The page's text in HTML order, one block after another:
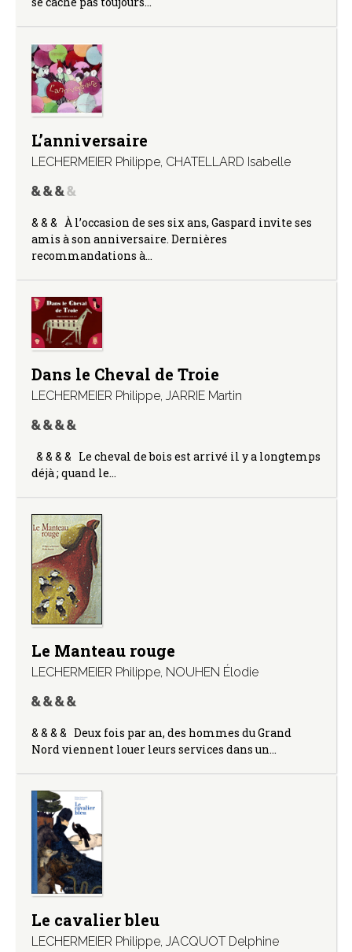
L’anniversaire
LECHERMEIER Philippe, CHATELLARD Isabelle
& & & À l’occasion de ses six ans, Gaspard invite ses
amis à son anniversaire. Dernières
recommandations à…
Dans le Cheval de Troie
LECHERMEIER Philippe, JARRIE Martin
& & & & Le cheval de bois est arrivé il y a longtemps
déjà ; quand le…
Le Manteau rouge
LECHERMEIER Philippe, NOUHEN Élodie
& & & & Deux fois par an, des hommes du Grand
Nord viennent louer leurs services dans un…
Le cavalier bleu
LECHERMEIER Philippe, JACQUOT Delphine